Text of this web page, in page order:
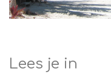
Lees je in